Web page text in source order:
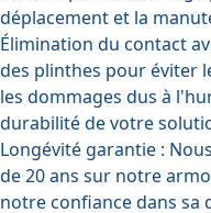
déplacement et la
Élimination du contact
des plinthes pour éviter
les dommages dus à
durabilité de votre
Longévité garantie :
de 20 ans sur notre
notre confiance dans sa